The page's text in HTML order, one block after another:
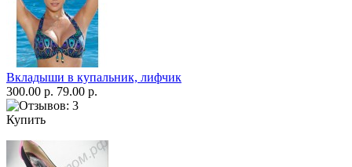
Вкладыши в купальник, лифчик
300.00 р. 79.00 р.
Купить